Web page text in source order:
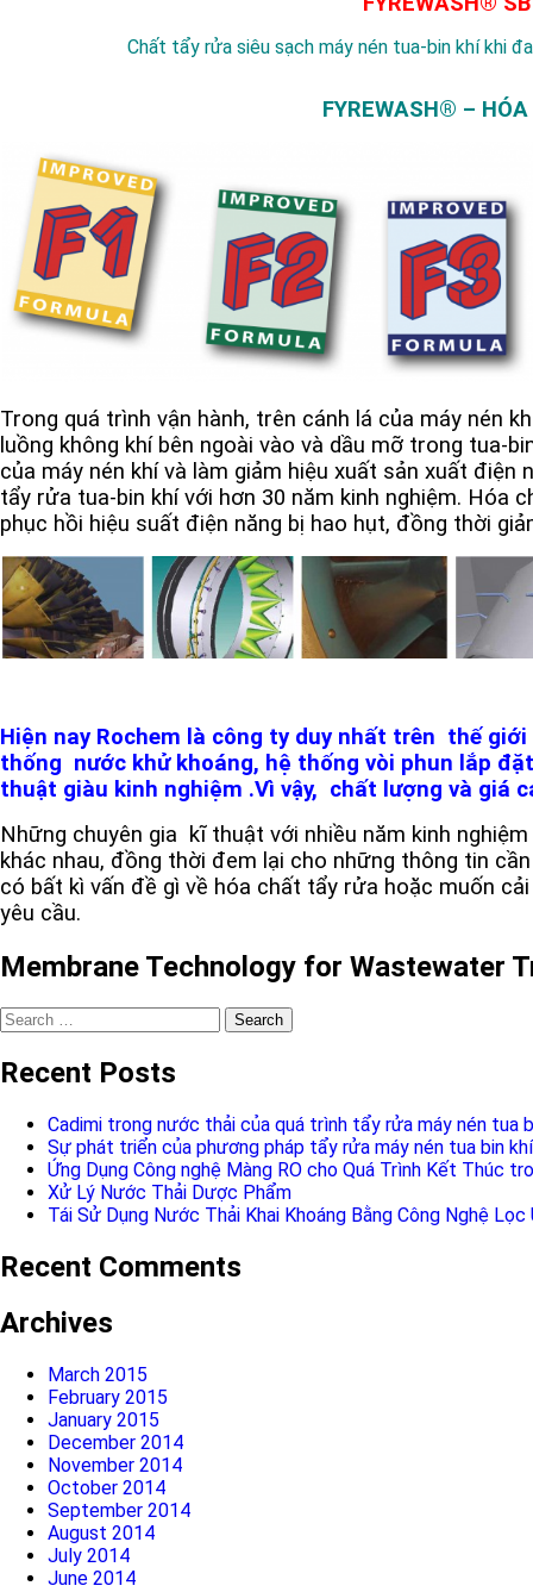
Chất tẩy rửa siêu sạch máy nén tua-bin khí khi
FYREWASH® –
Trong quá trình vận hành, trên cánh lá của máy nén
luồng không khí bên ngoài vào và dầu mỡ trong tua-
của máy nén khí và làm giảm hiệu xuất sản xuất
tẩy rửa tua-bin khí với hơn 30 năm kinh nghiệm. Hóa
phục hồi hiệu suất điện năng bị hao hụt, đồng thời
Hiện nay Rochem là công ty duy nhất trên thế
thống nước khử khoáng, hệ thống vòi phun lắp
thuật giàu kinh nghiệm .Vì vậy, chất lượng và giá
Những chuyên gia kĩ thuật với nhiều năm kinh
khác nhau, đồng thời đem lại cho những thông tin
có bất kì vấn đề gì về hóa chất tẩy rửa hoặc muốn
yêu cầu.
Membrane Technology for Wastewater
Search
for:
Recent Posts
Cadimi trong nước thải của quá trình tẩy rửa máy nén tua
Sự phát triển của phương pháp tẩy rửa máy nén tua bin khí
Ứng Dụng Công nghệ Màng RO cho Quá Trình Kết Thúc
Xử Lý Nước Thải Dược Phẩm
Tái Sử Dụng Nước Thải Khai Khoáng Bằng Công Nghệ Lọc
Recent Comments
Archives
March 2015
February 2015
January 2015
December 2014
November 2014
October 2014
September 2014
August 2014
July 2014
June 2014